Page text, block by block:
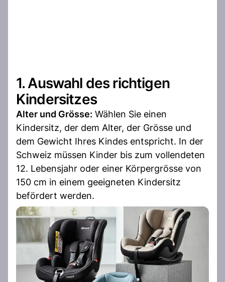
1. Auswahl des richtigen
Kindersitzes
Alter und Grösse: Wählen Sie einen
Kindersitz, der dem Alter, der Grösse und
dem Gewicht Ihres Kindes entspricht. In der
Schweiz müssen Kinder bis zum vollendeten
12. Lebensjahr oder einer Körpergrösse von
150 cm in einem geeigneten Kindersitz
befördert werden.